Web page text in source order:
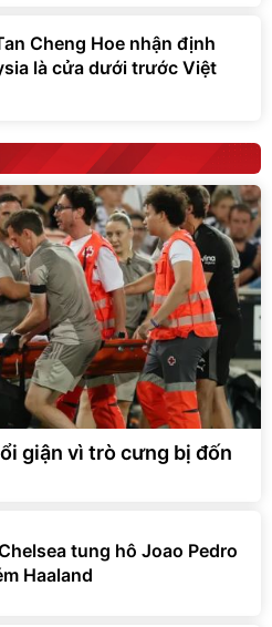
Cheng Hoe nhận định
là cửa dưới trước Việt
giận vì trò cưng bị đốn
tung hô Joao Pedro
Haaland